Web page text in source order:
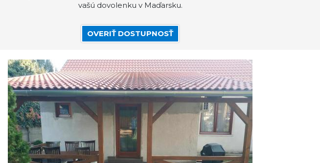
vašú dovolenku v Maďarsku.
OVERIŤ DOSTUPNOSŤ